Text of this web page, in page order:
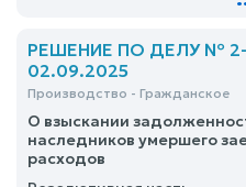
наказание в виде
РЕШЕНИЕ ПО ДЕЛУ №
02.09.2025
Производство - Гражданское
О взыскании
наследников умершего
расходов